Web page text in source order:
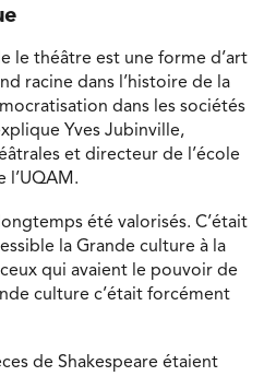
le théâtre est une forme d’art
racine dans l’histoire de la
dans les sociétés
Yves Jubinville,
et directeur de l’école
l’UQAM.
été valorisés. C’était
la Grande culture à la
qui avaient le pouvoir de
culture c’était forcément
de Shakespeare étaient